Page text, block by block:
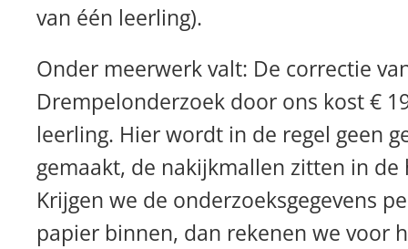
van één leerling).
Onder meerwerk valt: De correctie
Drempelonderzoek door ons kost €
leerling. Hier wordt in de regel geen
gemaakt, de nakijkmallen zitten in de
Krijgen we de onderzoeksgegevens
papier binnen, dan rekenen we voor